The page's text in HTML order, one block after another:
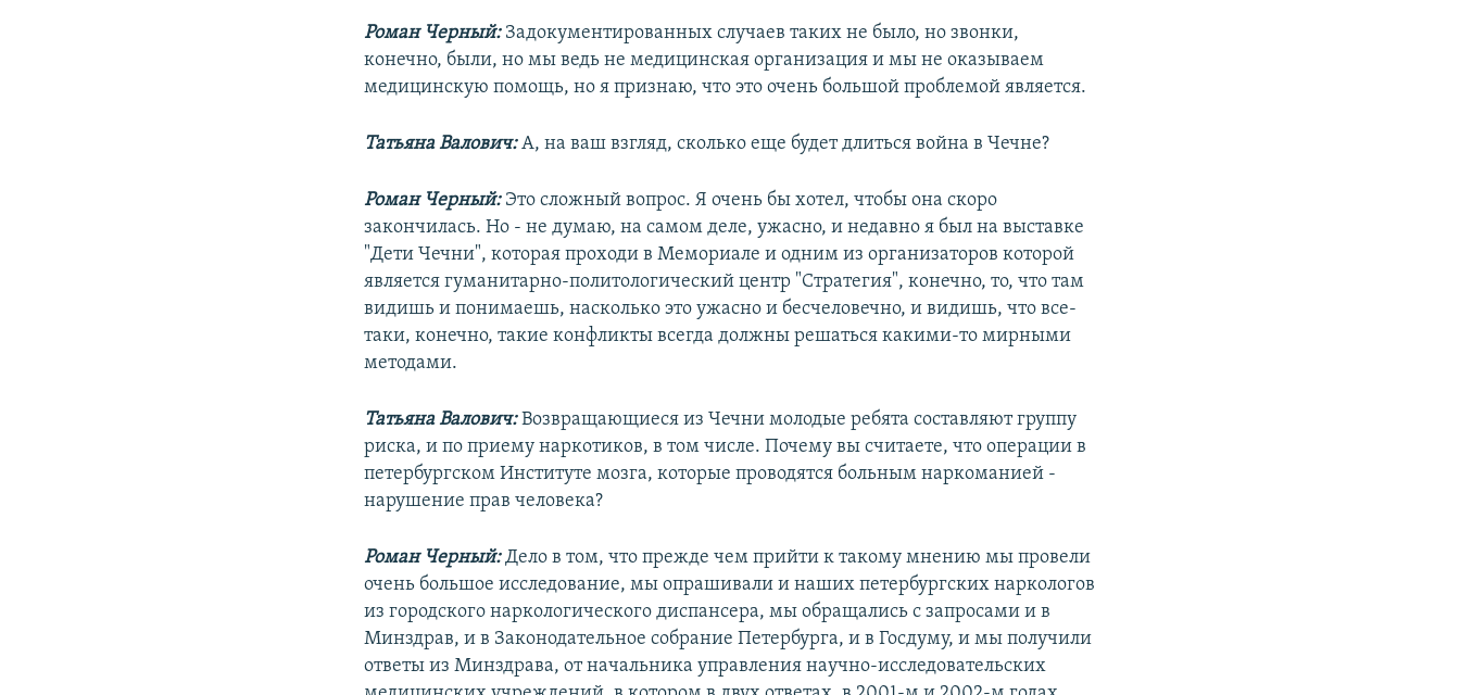
Роман Черный:Задокументированных случаев таких не было, но звонки,
конечно, были, но мы ведь не медицинская организация и мы не оказываем
медицинскую помощь, но я признаю, что это очень большой проблемой является.
Татьяна Валович:А, на ваш взгляд, сколько еще будет длиться война в Чечне?
Роман Черный:Это сложный вопрос. Я очень бы хотел, чтобы она скоро
закончилась. Но - не думаю, на самом деле, ужасно, и недавно я был на выставке
"Дети Чечни", которая проходи в Мемориале и одним из организаторов которой
является гуманитарно-политологический центр "Стратегия", конечно, то, что там
видишь и понимаешь, насколько это ужасно и бесчеловечно, и видишь, что все-
таки, конечно, такие конфликты всегда должны решаться какими-то мирными
методами.
Татьяна Валович:Возвращающиеся из Чечни молодые ребята составляют группу
риска, и по приему наркотиков, в том числе. Почему вы считаете, что операции в
петербургском Институте мозга, которые проводятся больным наркоманией -
нарушение прав человека?
Роман Черный:Дело в том, что прежде чем прийти к такому мнению мы провели
очень большое исследование, мы опрашивали и наших петербургских наркологов
из городского наркологического диспансера, мы обращались с запросами и в
Минздрав, и в Законодательное собрание Петербурга, и в Госдуму, и мы получили
ответы из Минздрава, от начальника управления научно-исследовательских